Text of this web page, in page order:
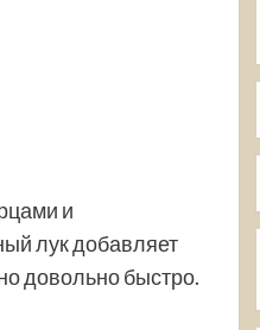
и
лук добавляет
довольно быстро.